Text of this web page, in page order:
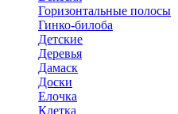
Горизонтальные полосы
Гинко-билоба
Детские
Деревья
Дамаск
Доски
Елочка
Клетка